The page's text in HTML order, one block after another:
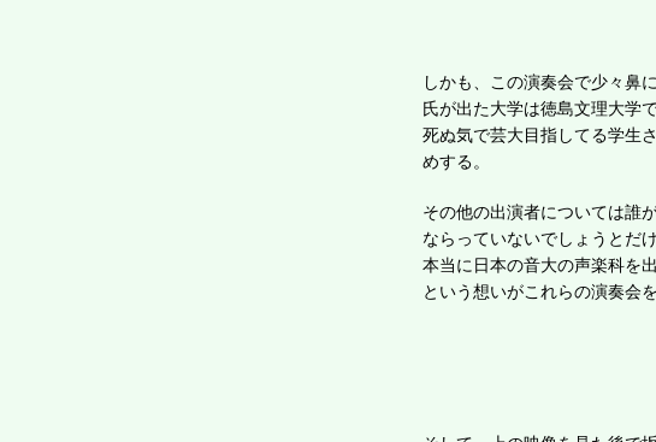
しかも、この演奏会で少々鼻
氏が出た大学は徳島文理大学で
死ぬ気で芸大目指してる学生
めする。
その他の出演者については誰
ならっていないでしょうとだ
本当に日本の音大の声楽科を
という想いがこれらの演奏会